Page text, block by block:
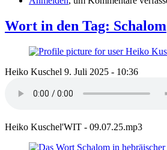
Wort in den Tag: Schalom
Heiko Kuschel 9. Juli 2025 - 10:36
Heiko Kuschel'WIT - 09.07.25.mp3